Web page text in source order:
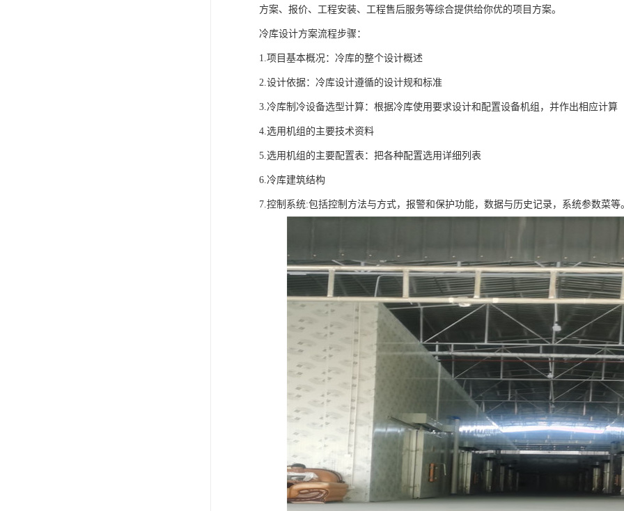
方案、报价、工程安装、工程售后服务等综合提供给你优的项目方案。
冷库设计方案流程步骤：
1.项目基本概况：冷库的整个设计概述
2.设计依据：冷库设计遵循的设计规和标准
3.冷库制冷设备选型计算：根据冷库使用要求设计和配置设备机组，并作出相应计算
4.选用机组的主要技术资料
5.选用机组的主要配置表：把各种配置选用详细列表
6.冷库建筑结构
7.控制系统:包括控制方法与方式，报警和保护功能，数据与历史记录，系统参数菜等